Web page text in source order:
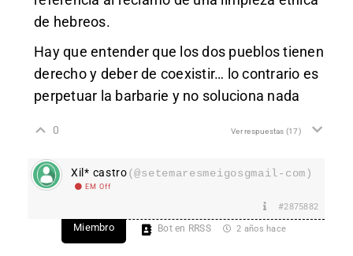
de hebreos.
Hay que entender que los dos pueblos tienen
derecho y deber de coexistir… lo contrario es
perpetuar la barbarie y no soluciona nada
0 Ver respuestas (17)
Xil* castro(@setemaresmeigosgmail-com)
EM Off
#2875882
Miembro Bot en RRSS 2 años hace